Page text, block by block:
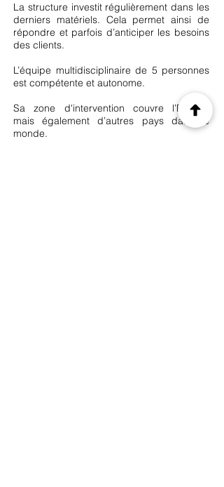
La structure investit régulièrement dans les
derniers matériels. Cela permet ainsi de
répondre et parfois d’anticiper les besoins
des clients.
L’équipe multidisciplinaire de 5 personnes
est compétente et autonome.
Sa zone d'intervention couvre l’Europe
mais également d’autres pays dans le
monde.